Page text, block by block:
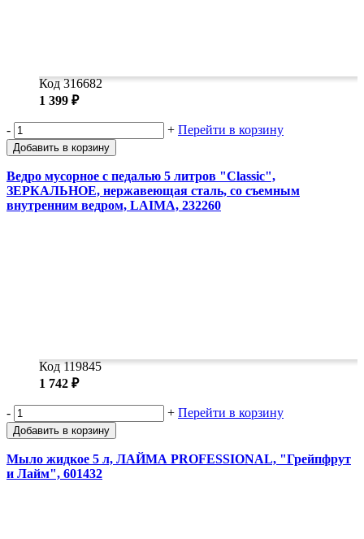
Код 316682
1 399 ₽
- + Перейти в корзину
Добавить в корзину
Ведро мусорное с педалью 5 литров "Classic",
ЗЕРКАЛЬНОЕ, нержавеющая сталь, со съемным
внутренним ведром, LAIMA, 232260
Код 119845
1 742 ₽
- + Перейти в корзину
Добавить в корзину
Мыло жидкое 5 л, ЛАЙМА PROFESSIONAL, "Грейпфрут
и Лайм", 601432